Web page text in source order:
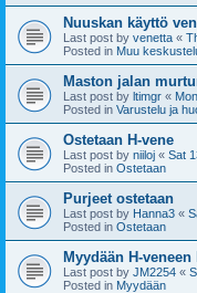
Nuuskan käyttö
Last post by venetta «
Posted in Muu
Maston jalan
Last post by ltimgr «
Posted in Varustelu ja
Ostetaan H-vene
Last post by niiloj « Sat
Posted in Ostetaan
Purjeet ostetaan
Last post by Hanna3 «
Posted in Ostetaan
Myydään H-
Last post by JM2254 «
Posted in Myydään